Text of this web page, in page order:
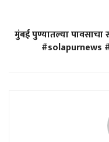
मुंबई पुण्यातल्या
#solapurnews